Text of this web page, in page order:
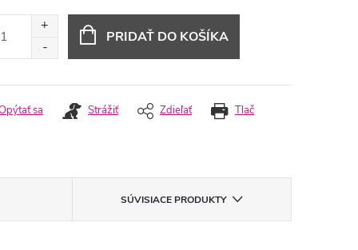
PRIDAŤ DO KOŠÍKA
Tlač
sa Strážiť Zdieľať
SÚVISIACE PRODUKTY